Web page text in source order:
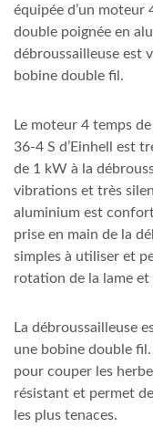
équipée d’un moteur
double poignée en
débroussailleuse est
bobine double fil.
Le moteur 4 temps
36-4 S d’Einhell est
de 1 kW à la
vibrations et très
aluminium est
prise en main de la
simples à utiliser et
rotation de la lame et
La débroussailleuse
une bobine double
pour couper les
résistant et permet
les plus tenaces.